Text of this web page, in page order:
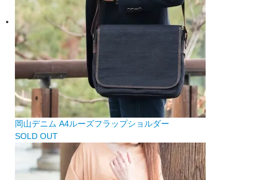
岡山デニム A4ルーズフラップショルダー
SOLD OUT